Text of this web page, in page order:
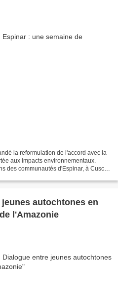
la reformulation de l'accord avec la
aux impacts environnementaux.
des communautés d'Espinar, à Cusco,
autochtones en
l'Amazonie